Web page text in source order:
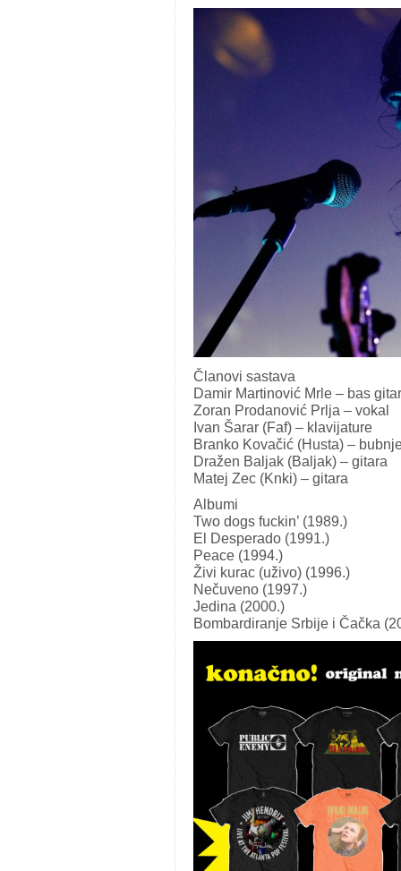
Članovi sastava
Damir Martinović Mrle – bas
Zoran Prodanović Prlja – vokal
Ivan Šarar (Faf) – klavijature
Branko Kovačić (Husta) –
Dražen Baljak (Baljak) – gitara
Matej Zec (Knki) – gitara
Albumi
Two dogs fuckin’ (1989.)
El Desperado (1991.)
Peace (1994.)
Živi kurac (uživo) (1996.)
Nečuveno (1997.)
Jedina (2000.)
Bombardiranje Srbije i Čačka